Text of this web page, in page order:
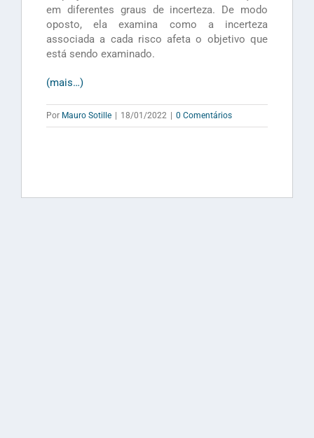
em diferentes graus de incerteza. De modo
oposto, ela examina como a incerteza
associada a cada risco afeta o objetivo que
está sendo examinado.
(mais…)
Por Mauro Sotille 18/01/2022 0 Comentários